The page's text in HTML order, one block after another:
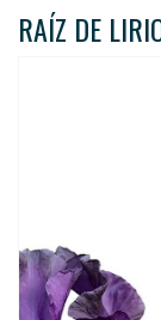
RAÍZ DE